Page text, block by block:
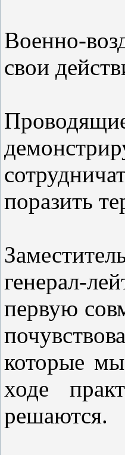
Военно-
свои
поразить
генерал-
первую
которые
ходе
решаются.